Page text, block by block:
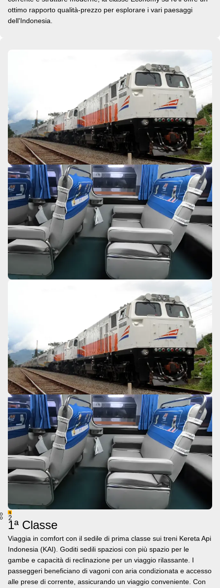
ottimo rapporto qualità-prezzo per esplorare i vari paesaggi
dell'Indonesia.
1
2
1ª Classe
Viaggia in comfort con il sedile di prima classe sui treni Kereta Api
Indonesia (KAI). Goditi sedili spaziosi con più spazio per le
gambe e capacità di reclinazione per un viaggio rilassante. I
passeggeri beneficiano di vagoni con aria condizionata e accesso
alle prese di corrente, assicurando un viaggio conveniente. Con